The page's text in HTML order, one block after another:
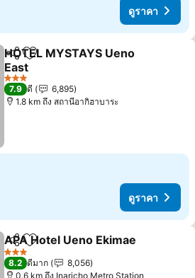
ดูราคา
แชร์ เพิ่มในรายการโปรด
HOTEL MYSTAYS Ueno
East
3 ดาว
7.9 ดี
6,895
1.8 km ถึง สถานีอากิฮาบาระ
ดูราคา
แชร์ เพิ่มในรายการโปรด
APA Hotel Ueno Ekimae
3 ดาว
8.2 ดีมาก
8,056
0.6 km ถึง Inaricho Metro Station